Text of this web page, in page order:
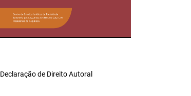
Declaração de Direito Autoral